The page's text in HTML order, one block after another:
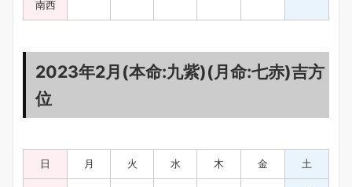
南西
2023年2月(本命:九紫)(月命:七赤)吉方
位
日 月 火 水 木 金 土